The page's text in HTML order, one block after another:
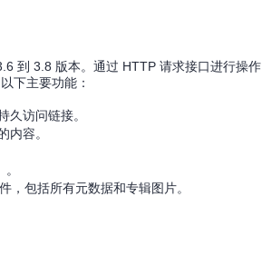
到 3.8 版本。通过 HTTP 请求接口进行操
下主要功能：
久访问链接。
内容。
，包括所有元数据和专辑图片。